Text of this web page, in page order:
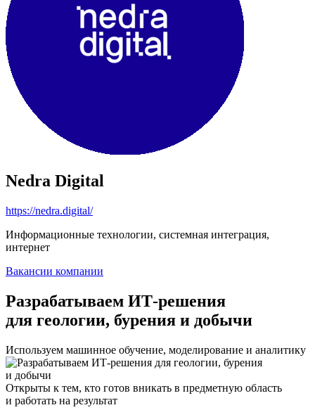
Nedra Digital
https://nedra.digital/
Информационные технологии, системная интеграция,
интернет
Вакансии компании
Разрабатываем ИТ-решения
для геологии, бурения и добычи
Используем машинное обучение, моделирование и аналитику
Открыты к тем, кто готов вникать в предметную область
и работать на результат